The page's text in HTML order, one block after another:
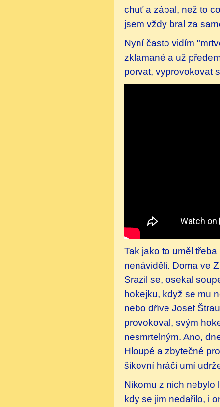
chuť a zápal, než to
jsem vždy bral za
Nyní často vidím
zklamané a už
porvat, vyprovokovat
Tak jako to uměl
nenáviděli. Doma ve
Srazil se, osekal
hokejku, když se mu
nebo dříve Josef
provokoval, svým
nesmrtelným. Ano,
Hloupé a zbytečné
šikovní hráči umí
Nikomu z nich nebylo
kdy se jim nedařilo, i